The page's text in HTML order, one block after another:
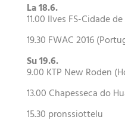
La 18.6.
11.00 Ilves FS-Cidade
19.30 FWAC 2016
Su 19.6.
9.00 KTP New Roden
13.00 Chapesseca do
15.30 pronssiottelu